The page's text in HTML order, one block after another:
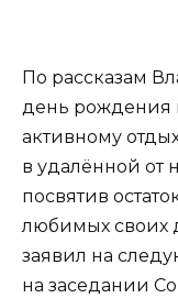
По рассказам
день рождения
активному
в удалённой от
посвятив
любимых своих
заявил на
на заседании